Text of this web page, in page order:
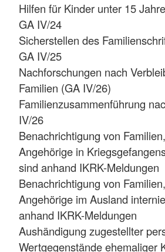
Hilfen für Kinder unter 15
GA IV/24
Sicherstellen des
GA IV/25
Nachforschungen nach
Familien (GA IV/26)
Familienzusammenführung
IV/26
Benachrichtigung von
Angehörige in
sind anhand IKRK-Meldungen
Benachrichtigung von
Angehörige im Ausland
anhand IKRK-Meldungen
Aushändigung zugestellter
Wertgegenstände ehemaliger